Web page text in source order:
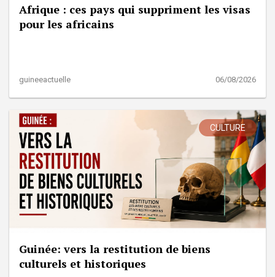
Afrique : ces pays qui suppriment les visas
pour les africains
guineeactuelle 06/08/2026
CULTURE
Guinée: vers la restitution de biens
culturels et historiques